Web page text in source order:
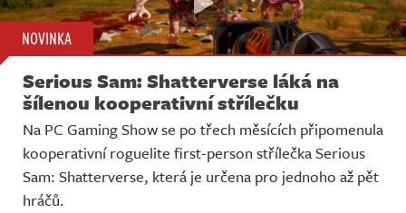
NOVINKA
Serious Sam: Shatterverse láká na
šílenou kooperativní střílečku
Na PC Gaming Show se po třech měsících připomenula
kooperativní roguelite first-person střílečka Serious
Sam: Shatterverse, která je určena pro jednoho až pět
hráčů.